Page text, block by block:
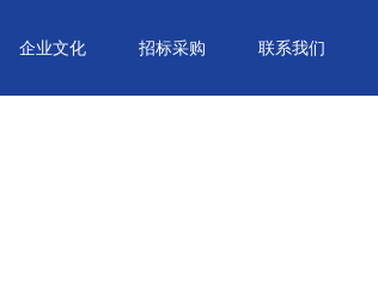
企业文化 招标采购 联系我们